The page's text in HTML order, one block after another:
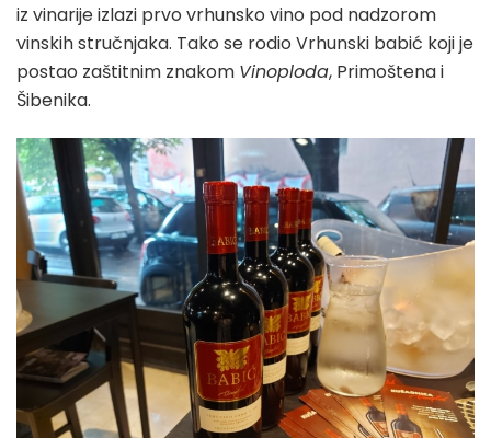
iz vinarije izlazi prvo vrhunsko vino pod nadzorom
vinskih stručnjaka. Tako se rodio Vrhunski babić koji je
postao zaštitnim znakom Vinoploda, Primoštena i
Šibenika.